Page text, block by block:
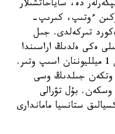
دە، ساياحاتشىلار
ەركىن ءوتىپ، كىرىپ-
تىركەلدى. جىل
ەكى ەلدىڭ اراسىندا
ارى-بەرى قاتىناعان جولاۋشىلار سانى 1 ميلليوننان اسىپ وتىر.
وتكەن جىلدىڭ وسى
10 پايىزعا وسكەن. بۇل تۋرالى
ستانسيا ماماندارى